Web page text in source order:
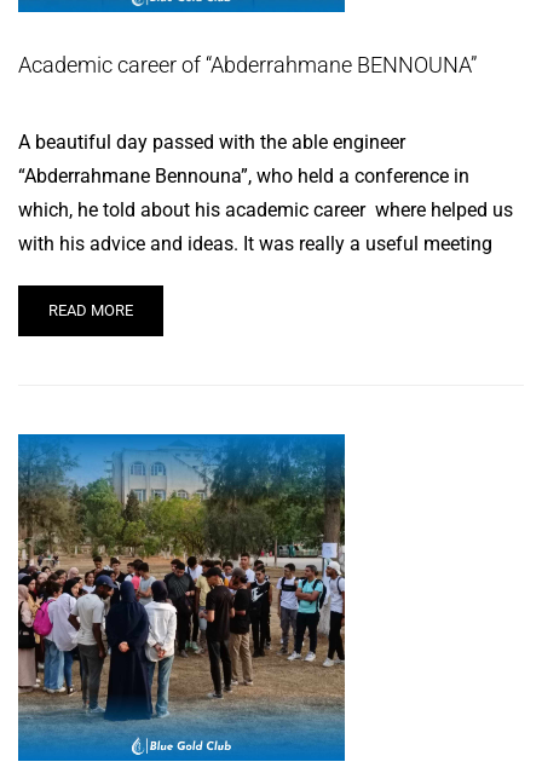
Academic career of “Abderrahmane BENNOUNA”
A beautiful day passed with the able engineer
“Abderrahmane Bennouna”, who held a conference in
which, he told about his academic career where helped us
with his advice and ideas. It was really a useful meeting
READ MORE